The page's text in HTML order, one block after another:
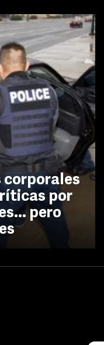
corporales
por
pero